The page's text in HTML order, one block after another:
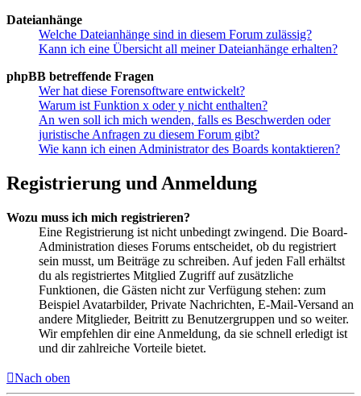
Dateianhänge
Welche Dateianhänge sind in diesem Forum zulässig?
Kann ich eine Übersicht all meiner Dateianhänge erhalten?
phpBB betreffende Fragen
Wer hat diese Forensoftware entwickelt?
Warum ist Funktion x oder y nicht enthalten?
An wen soll ich mich wenden, falls es Beschwerden oder
juristische Anfragen zu diesem Forum gibt?
Wie kann ich einen Administrator des Boards kontaktieren?
Registrierung und Anmeldung
Wozu muss ich mich registrieren?
Eine Registrierung ist nicht unbedingt zwingend. Die Board-
Administration dieses Forums entscheidet, ob du registriert
sein musst, um Beiträge zu schreiben. Auf jeden Fall erhältst
du als registriertes Mitglied Zugriff auf zusätzliche
Funktionen, die Gästen nicht zur Verfügung stehen: zum
Beispiel Avatarbilder, Private Nachrichten, E-Mail-Versand an
andere Mitglieder, Beitritt zu Benutzergruppen und so weiter.
Wir empfehlen dir eine Anmeldung, da sie schnell erledigt ist
und dir zahlreiche Vorteile bietet.
Nach oben